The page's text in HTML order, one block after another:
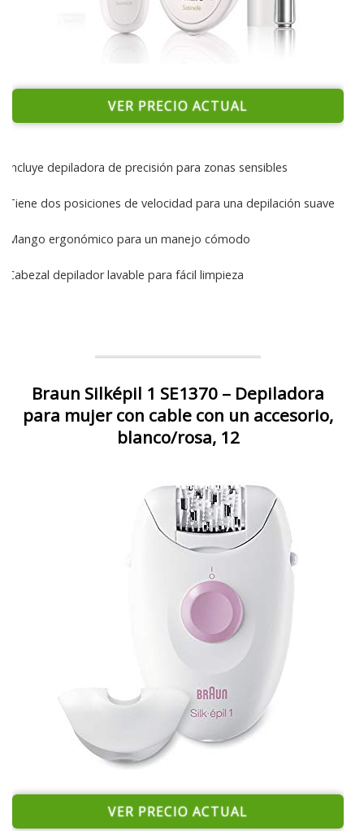
VER PRECIO ACTUAL
Incluye depiladora de precisión para zonas sensibles
Tiene dos posiciones de velocidad para una depilación suave
Mango ergonómico para un manejo cómodo
Cabezal depilador lavable para fácil limpieza
Braun Silképil 1 SE1370 – Depiladora
para mujer con cable con un accesorio,
blanco/rosa, 12
VER PRECIO ACTUAL